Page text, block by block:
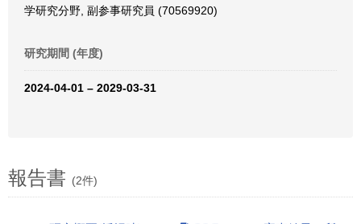
学研究分野, 副参事研究員 (70569920)
研究期間 (年度)
2024-04-01 – 2029-03-31
報告書 (2件)